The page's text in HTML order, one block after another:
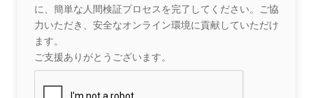
に、簡単な人間検証プロセスを完了してください。ご協
力いただき、安全なオンライン環境に貢献していただけ
ます。
ご支援ありがとうございます。